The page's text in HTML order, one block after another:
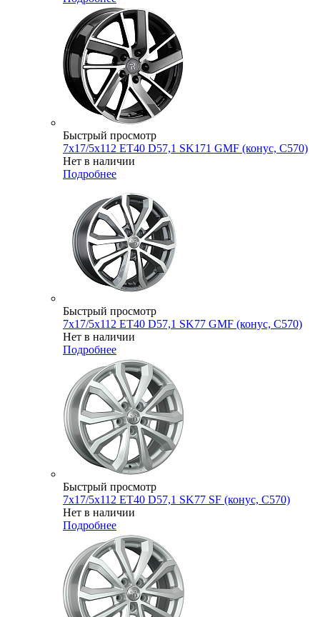
Быстрый просмотр
7x17/5x112 ET40 D57,1 SK171 GMF (конус, C570)
Нет в наличии
Подробнее
Быстрый просмотр
7x17/5x112 ET40 D57,1 SK77 GMF (конус, C570)
Нет в наличии
Подробнее
Быстрый просмотр
7x17/5x112 ET40 D57,1 SK77 SF (конус, C570)
Нет в наличии
Подробнее